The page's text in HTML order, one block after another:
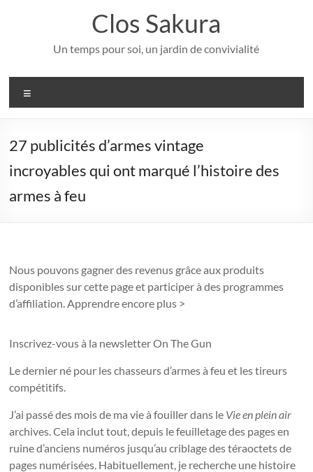
Clos Sakura
Un temps pour soi, un jardin de convivialité
27 publicités d’armes vintage
incroyables qui ont marqué l’histoire des
armes à feu
Nous pouvons gagner des revenus grâce aux produits
disponibles sur cette page et participer à des programmes
d’affiliation. Apprendre encore plus >
Inscrivez-vous à la newsletter On The Gun
Le dernier né pour les chasseurs d’armes à feu et les tireurs
compétitifs.
J’ai passé des mois de ma vie à fouiller dans le Vie en plein air
archives. Cela inclut tout, depuis le feuilletage des pages en
ruine d’anciens numéros jusqu’au criblage des téraoctets de
pages numérisées. Habituellement, je recherche une histoire